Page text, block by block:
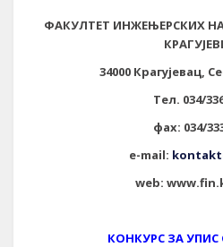
ФАКУЛТЕТ ИНЖЕЊЕРСКИХ
34000 Крагујевац,
Тел. 034/
фаx: 034/
e-mail:
web:
КОНКУРС ЗА